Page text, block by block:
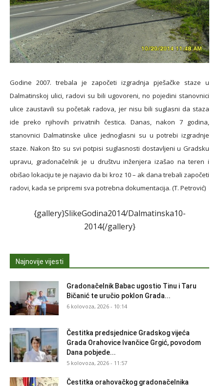
Godine 2007. trebala je započeti izgradnja pješačke staze u
Dalmatinskoj ulici, radovi su bili ugovoreni, no pojedini stanovnici
ulice zaustavili su početak radova, jer nisu bili suglasni da staza
ide preko njihovih privatnih čestica. Danas, nakon 7 godina,
stanovnici Dalmatinske ulice jednoglasni su u potrebi izgradnje
staze. Nakon što su svi potpisi suglasnosti dostavljeni u Gradsku
upravu, gradonačelnik je u društvu inženjera izašao na teren i
obišao lokaciju te je najavio da bi kroz 10 – ak dana trebali započeti
radovi, kada se pripremi sva potrebna dokumentacija. (T. Petrović)
{gallery}SlikeGodina2014/Dalmatinska10-
2014{/gallery}
Najnovije vijesti
Gradonačelnik Babac ugostio Tinu i Taru
Bičanić te uručio poklon Grada...
6 kolovoza, 2026 - 10:14
Čestitka predsjednice Gradskog vijeća
Grada Orahovice Ivančice Grgić, povodom
Dana pobjede...
5 kolovoza, 2026 - 11:57
Čestitka orahovačkog gradonačelnika